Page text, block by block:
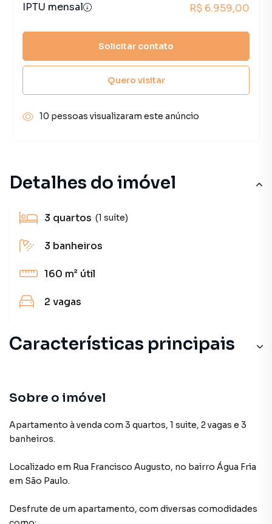
Detalhes do imóvel
3 quartos (1 suíte)
3 banheiros
160 m² útil
2 vagas
Características principais
Sobre o imóvel
Apartamento à venda com 3 quartos, 1 suite, 2 vagas e 3
banheiros.
Localizado em Rua Francisco Augusto, no bairro Água Fria
em São Paulo.
Desfrute de um apartamento, com diversas comodidades
IPTU mensal
R$ 6.959,00
Solicitar contato
Quero visitar
10 pessoas visualizaram este anúncio